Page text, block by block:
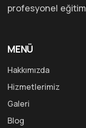
profesyonel
MENÜ
Hakkımızda
Hizmetlerimiz
Galeri
Blog